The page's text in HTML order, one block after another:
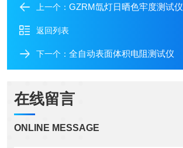
上一个： GZRM氙灯日晒色牢度测试仪
返回列表
下一个： 全自动表面体积电阻测试仪
在线留言
ONLINE MESSAGE